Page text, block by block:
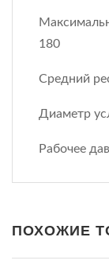
180
Средний
Диаметр
Рабочее
ПОХОЖИЕ